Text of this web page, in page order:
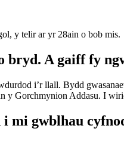
y telir ar yr 28ain o bob mis.
A gaiff fy
i’r llall. Bydd
y Gorchmynion Addasu. I
i mi gwblhau